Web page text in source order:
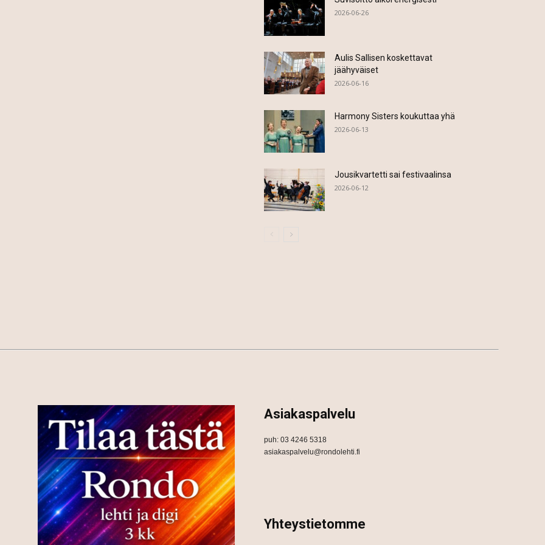
2026-06-26
Aulis Sallisen koskettavat
jäähyväiset
2026-06-16
Harmony Sisters koukuttaa yhä
2026-06-13
Jousikvartetti sai festivaalinsa
2026-06-12
Asiakaspalvelu
puh: 03 4246 5318
asiakaspalvelu@rondolehti.fi
Yhteystietomme